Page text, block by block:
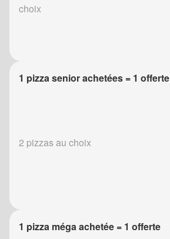
choix
1 pizza senior achetées = 1 offerte
2 pizzas au choix
1 pizza méga achetée = 1 offerte